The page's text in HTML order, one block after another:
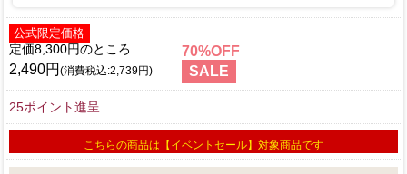
公式限定価格
定価8,300円
2,490円 (消費税込:2,739円)
70
SALE
25ポイント進呈
こちらの商品は【イベントセール】対象商品です